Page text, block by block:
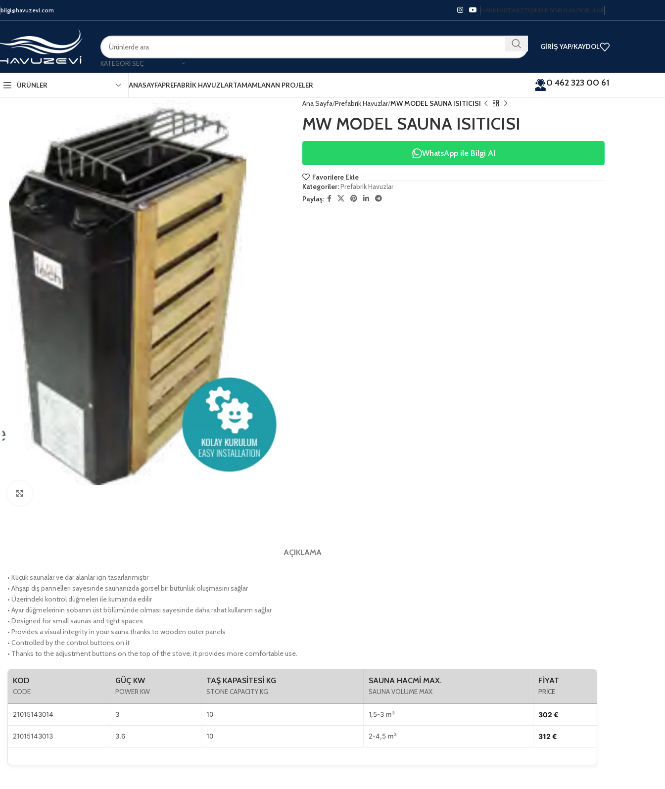
bilgi@havuzevi.com HAKKIMIZDAİLETIŞIMSIK SORULAN SORULAR
KATEGORI SEÇ
GIRIŞ YAP/KAYDOL
ÜRÜNLER ANASAYFAPREFABRIK HAVUZLARTAMAMLANAN PROJELER 0 462 323 00 61
Ana Sayfa Prefabrik Havuzlar MW MODEL SAUNA ISITICISI
MW MODEL SAUNA ISITICISI
WhatsApp ile Bilgi Al
Favorilere Ekle
Kategoriler:Prefabrik Havuzlar
Paylaş:
AÇIKLAMA
• Küçük saunalar ve dar alanlar için tasarlanmıştır
• Ahşap dış pannelleri sayesinde saunanızda görsel bir bütünlük oluşmasını sağlar
• Üzerindeki kontrol düğmeleri ile kumanda edilir
• Ayar düğmelerinin sobanın üst bölümünde olması sayesinde daha rahat kullanım sağlar
• Designed for small saunas and tight spaces
• Provides a visual integrity in your sauna thanks to wooden outer panels
• Controlled by the control buttons on it
• Thanks to the adjustment buttons on the top of the stove, it provides more comfortable use.
KOD
CODE
GÜÇ KW
POWER KW
TAŞ KAPASİTESİ KG
STONE CAPACITY KG
SAUNA HACMİ MAX.
SAUNA VOLUME MAX.
FIYAT
PRICE
21015143014 3 10 1,5-3 m³ 302 €
21015143013 3.6 10 2-4,5 m³ 312 €